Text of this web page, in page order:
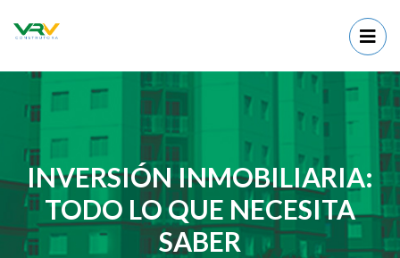
INVERSIÓN INMOBILIARIA:
TODO LO QUE NECESITA
SABER